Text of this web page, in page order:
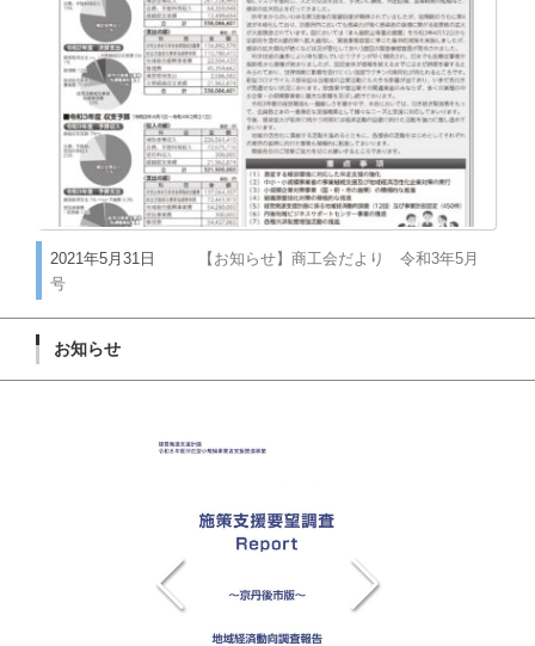
2021年5月31日
【お知らせ】商工会だより 令和3年5月
号
お知らせ